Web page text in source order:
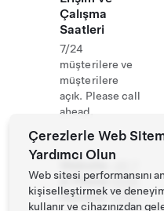
Çalışma
Saatleri
7/24
müşterilere ve
müşterilere
açık. Please call
ahead.
& Phone
Number
5506
5555
Çerezlerle Web
Yardımcı Olun
Web sitesi performansını
kişiselleştirmek ve
kullanır ve cihazınızdan